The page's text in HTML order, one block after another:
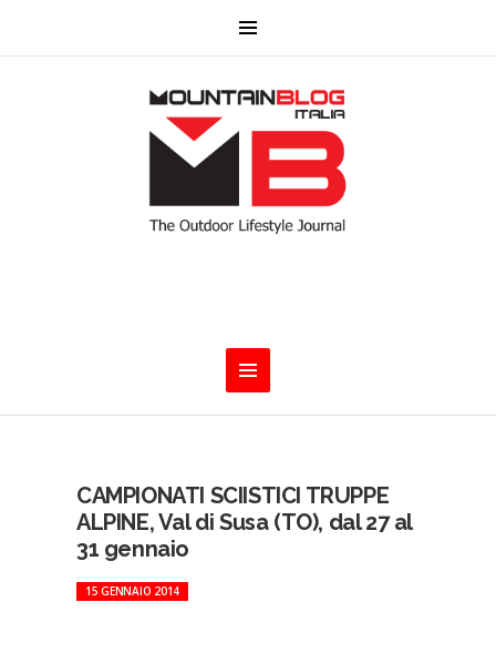
CAMPIONATI SCIISTICI TRUPPE
ALPINE, Val di Susa (TO), dal 27 al
31 gennaio
15 GENNAIO 2014